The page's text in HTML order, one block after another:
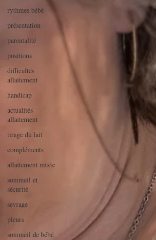
rythmes bébé
présentation
parentalité
positions
difficultés
allaitement
handicap
actualités
allaitement
tirage du lait
compléments
allaitement mixte
sommeil et
sécurité
sevrage
pleurs
sommeil de bébé